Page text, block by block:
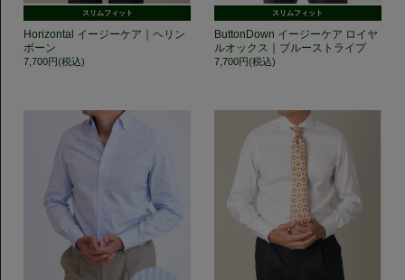
スリムフィット
Horizontal イージーケア｜ヘリン
ボーン
7,700円(税込)
スリムフィット
ButtonDown イージーケア ロイヤ
ルオックス｜ブルーストライプ
7,700円(税込)